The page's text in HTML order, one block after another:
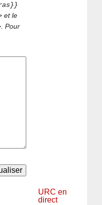
et le
. Pour
URC en
direct